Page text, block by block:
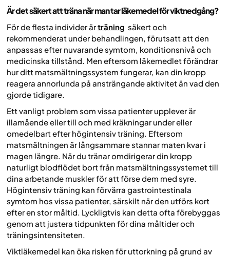
Är det säkert att träna när man tar läkemedel för viktnedgång?
För de flesta individer ärträning säkert och
rekommenderat under behandlingen, förutsatt att den
anpassas efter nuvarande symtom, konditionsnivå och
medicinska tillstånd. Men eftersom läkemedlet förändrar
hur ditt matsmältningssystem fungerar, kan din kropp
reagera annorlunda på ansträngande aktivitet än vad den
gjorde tidigare.
Ett vanligt problem som vissa patienter upplever är
illamående eller till och med kräkningar under eller
omedelbart efter högintensiv träning. Eftersom
matsmältningen är långsammare stannar maten kvar i
magen längre. När du tränar omdirigerar din kropp
naturligt blodflödet bort från matsmältningssystemet till
dina arbetande muskler för att förse dem med syre.
Högintensiv träning kan förvärra gastrointestinala
symtom hos vissa patienter, särskilt när den utförs kort
efter en stor måltid. Lyckligtvis kan detta ofta förebyggas
genom att justera tidpunkten för dina måltider och
träningsintensiteten.
Viktläkemedel kan öka risken för uttorkning på grund av